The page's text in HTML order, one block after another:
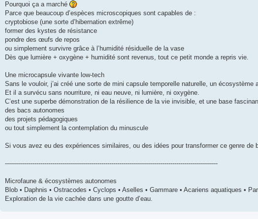
Pourquoi ça a marché
Parce que beaucoup d’espèces microscopiques sont capables de :
cryptobiose (une sorte d’hibernation extrême)
former des kystes de résistance
pondre des œufs de repos
ou simplement survivre grâce à l’humidité résiduelle de la vase
Dès que lumière + oxygène + humidité sont revenus, tout ce petit monde a repris vie.
Une microcapsule vivante low-tech
Sans le vouloir, j’ai créé une sorte de mini capsule temporelle naturelle, un
Et il a survécu sans nourriture, ni eau neuve, ni lumière, ni oxygène.
C’est une superbe démonstration de la résilience de la vie invisible, et une base
des bacs autonomes
des projets pédagogiques
ou tout simplement la contemplation du minuscule
Si vous avez eu des expériences similaires, ou des idées pour transformer ce genre de
------------------------------------------------------------------------------------------------------------
Microfaune & écosystèmes autonomes
Blob • Daphnis • Ostracodes • Cyclops • Aselles • Gammare • Acariens aquatiques •
Exploration de la vie cachée dans une goutte d’eau.